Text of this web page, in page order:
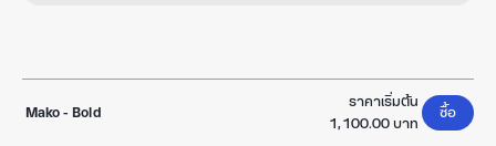
Mako-Bold
ราคาเริ่มต้น
1,100.00 บาท
ซื้อ